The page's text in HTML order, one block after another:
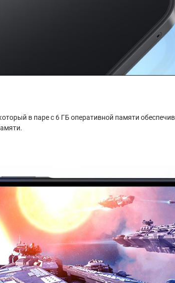
в паре с 6 ГБ оперативной памяти